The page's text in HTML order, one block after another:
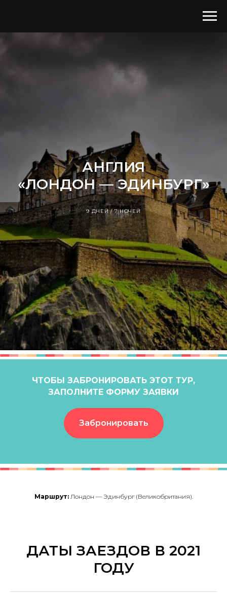
АНГЛИЯ
«ЛОНДОН — ЭДИНБУРГ»
9 ДНЕЙ / 7 НОЧЕЙ
ЧТОБЫ ЗАБРОНИРОВАТЬ ЭТОТ ТУР,
ЗАПОЛНИТЕ ФОРМУ ЗАЯВКИ
Забронировать
Маршрут:Лондон — Эдинбург (Великобритания).
ДАТЫ ЗАЕЗДОВ В 2021
ГОДУ